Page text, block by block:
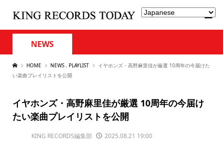
NEWS
HOME NEWS , PLAYLIST
イヤホンズ・高野麻里佳が厳選 10周年の今届けた
い楽曲プレイリストを公開
イヤホンズ・高野麻里佳が厳選 10周年の今届け
たい楽曲プレイリストを公開
KING RECORDS編集部 2025.08.21 19:00